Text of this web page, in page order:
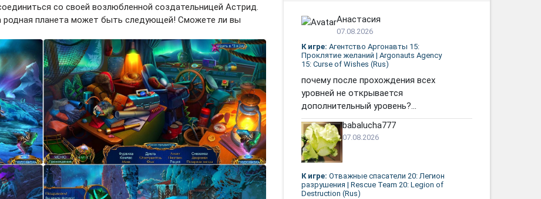
со своей возлюбленной создательницей Астрид.
родная планета может быть следующей! Сможете ли вы
Анастасия
07.08.2026
К игре: Агентство Аргонавты 15:
Проклятие желаний | Argonauts Agency
15: Curse of Wishes (Rus)
почему после прохождения всех
уровней не открывается
дополнительный уровень?...
babalucha777
07.08.2026
К игре: Отважные спасатели 20: Легион
разрушения | Rescue Team 20: Legion of
Destruction (Rus)